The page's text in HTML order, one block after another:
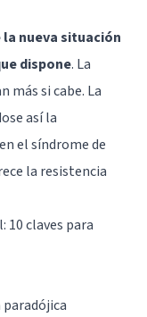
nueva situación
dispone. La
más si cabe. La
así la
el síndrome de
la resistencia
10 claves para